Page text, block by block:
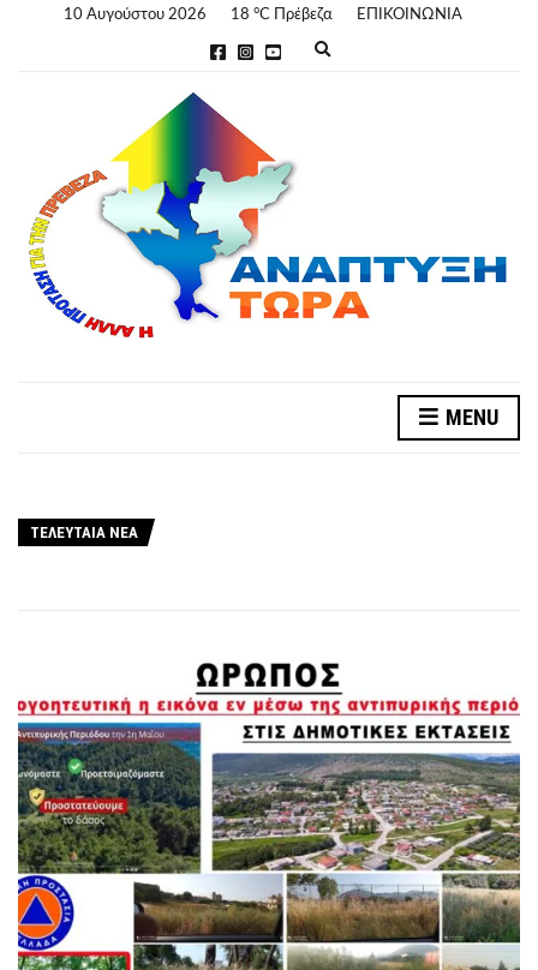
10 Αυγούστου 2026 18 °C Πρέβεζα ΕΠΙΚΟΙΝΩΝΙΑ
f
o
r
MENU
ΤΕΛΕΥΤΑΊΑ ΝΈΑ